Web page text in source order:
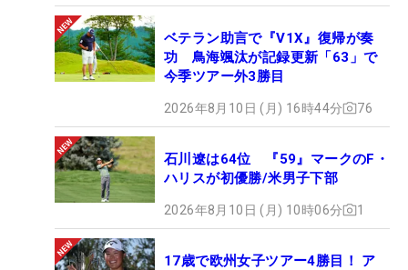
ベテラン助言で『V1X』復帰が奏
功 鳥海颯汰が記録更新「63」で
今季ツアー外3勝目
2026年8月10日 (月) 16時44分 76
石川遼は64位 『59』マークのF・
ハリスが初優勝/米男子下部
2026年8月10日 (月) 10時06分 1
17歳で欧州女子ツアー4勝目！ ア